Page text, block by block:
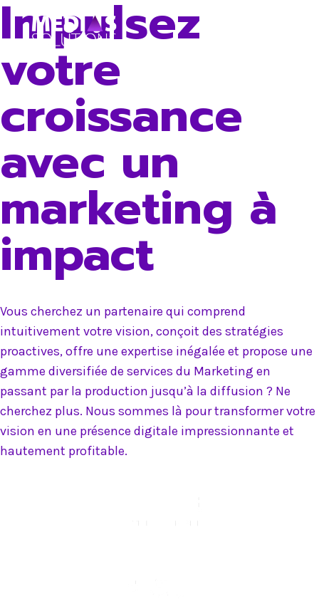
Skip
Impulsez
votre
croissance
avec un
marketing à
impact
Vous cherchez un partenaire qui comprend
intuitivement votre vision, conçoit des stratégies
proactives, offre une expertise inégalée et propose une
gamme diversifiée de services du Marketing en
passant par la production jusqu’à la diffusion ? Ne
cherchez plus. Nous sommes là pour transformer votre
vision en une présence digitale impressionnante et
hautement profitable.